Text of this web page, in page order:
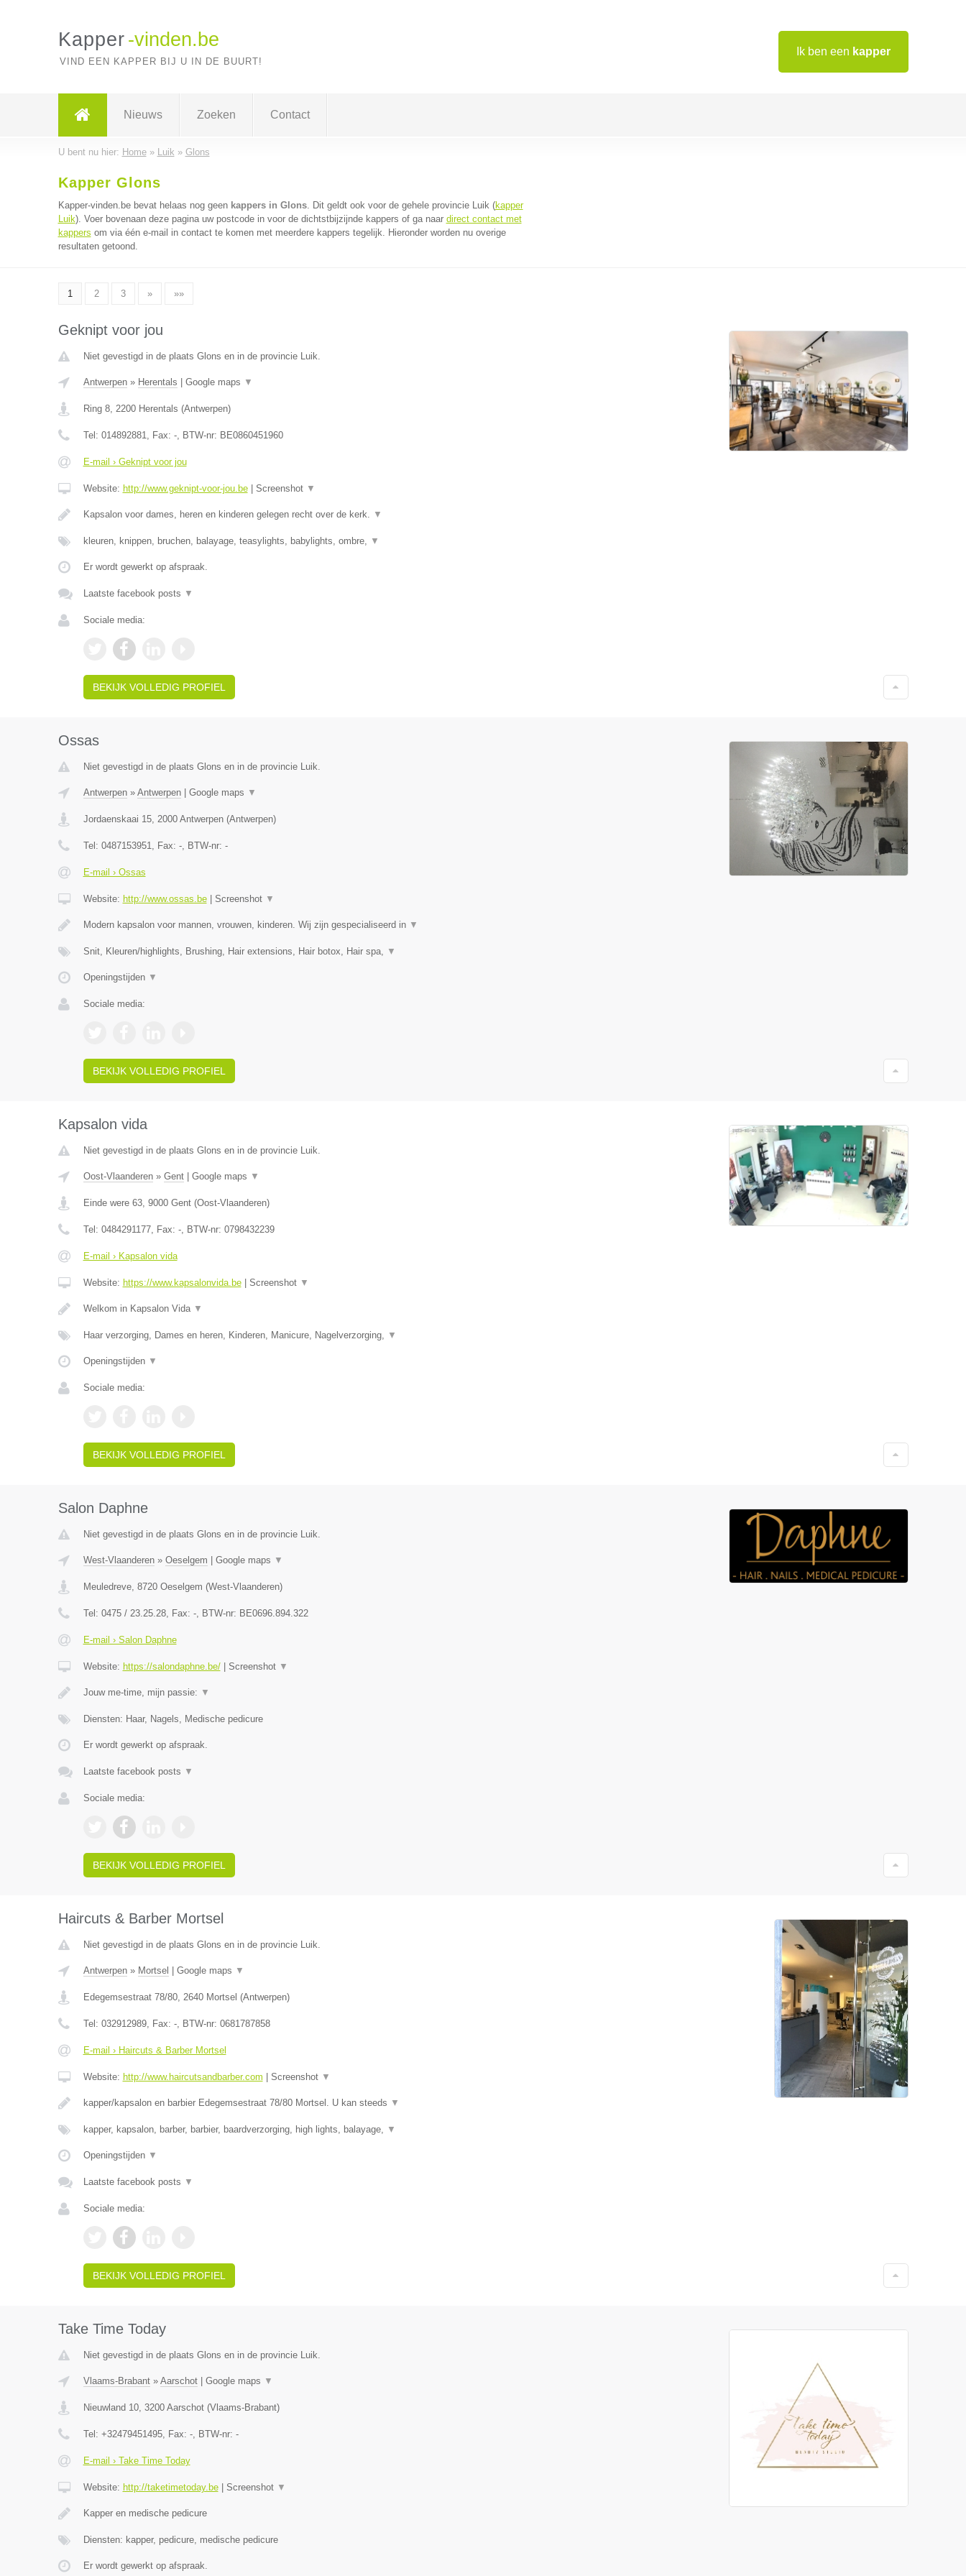
Ik ben een kapper
Kapper -vinden.be
VIND EEN KAPPER BIJ U IN DE BUURT!
Nieuws Zoeken Contact
U bent nu hier: Home» Luik » Glons
Kapper Glons
Kapper-vinden.be bevat helaas nog geen kappers in Glons. Dit geldt ook voor de gehele provincie Luik (kapper
Luik). Voer bovenaan deze pagina uw postcode in voor de dichtstbijzijnde kappers of ga naar direct contact met
kappers om via één e-mail in contact te komen met meerdere kappers tegelijk. Hieronder worden nu overige
resultaten getoond.
1 2 3 » »»
Geknipt voor jou
Niet gevestigd in de plaats Glons en in de provincie Luik.
Antwerpen» Herentals Google maps ▼
Ring 8, 2200 Herentals (Antwerpen)
Tel: 014892881, Fax: -, BTW-nr: BE0860451960
E-mail › Geknipt voor jou
Website: http://www.geknipt-voor-jou.be| Screenshot ▼
Kapsalon voor dames, heren en kinderen gelegen recht over de kerk. ▼
kleuren, knippen, bruchen, balayage, teasylights, babylights, ombre, ▼
Er wordt gewerkt op afspraak.
Laatste facebook posts ▼
Sociale media:
BEKIJK VOLLEDIG PROFIEL
Ossas
Niet gevestigd in de plaats Glons en in de provincie Luik.
Antwerpen» Antwerpen| Google maps ▼
Jordaenskaai 15, 2000 Antwerpen(Antwerpen)
Tel: 0487153951, Fax: -, BTW-nr: -
E-mail › Ossas
Website: http://www.ossas.be| Screenshot ▼
Modern kapsalon voor mannen, vrouwen, kinderen. Wij zijn gespecialiseerd in ▼
Snit, Kleuren/highlights, Brushing, Hair extensions, Hair botox, Hair spa, ▼
Openingstijden ▼
Sociale media:
BEKIJK VOLLEDIG PROFIEL
Kapsalon vida
Niet gevestigd in de plaats Glons en in de provincie Luik.
Oost-Vlaanderen» Gent| Google maps ▼
Einde were 63, 9000 Gent(Oost-Vlaanderen)
Tel: 0484291177, Fax: -, BTW-nr: 0798432239
E-mail › Kapsalon vida
Website: https://www.kapsalonvida.be| Screenshot ▼
Welkom in Kapsalon Vida ▼
Haar verzorging, Dames en heren, Kinderen, Manicure, Nagelverzorging, ▼
Openingstijden ▼
Sociale media:
BEKIJK VOLLEDIG PROFIEL
Salon Daphne
Niet gevestigd in de plaats Glons en in de provincie Luik.
West-Vlaanderen» Oeselgem Google maps ▼
Meuledreve, 8720 Oeselgem (West-Vlaanderen)
Tel: 0475 / 23.25.28, Fax: -, BTW-nr: BE0696.894.322
E-mail › Salon Daphne
Website: https://salondaphne.be/| Screenshot ▼
Jouw me-time, mijn passie: ▼
Diensten: Haar, Nagels, Medische pedicure
Er wordt gewerkt op afspraak.
Laatste facebook posts ▼
Sociale media:
BEKIJK VOLLEDIG PROFIEL
Haircuts & Barber Mortsel
Niet gevestigd in de plaats Glons en in de provincie Luik.
Antwerpen» Mortsel Google maps ▼
Edegemsestraat 78/80, 2640 Mortsel (Antwerpen)
Tel: 032912989, Fax: -, BTW-nr: 0681787858
E-mail › Haircuts & Barber Mortsel
Website: http://www.haircutsandbarber.com Screenshot ▼
kapper/kapsalon en barbier Edegemsestraat 78/80 Mortsel. U kan steeds ▼
kapper, kapsalon, barber, barbier, baardverzorging, high lights, balayage, ▼
Openingstijden ▼
Laatste facebook posts ▼
Sociale media:
BEKIJK VOLLEDIG PROFIEL
Take Time Today
Niet gevestigd in de plaats Glons en in de provincie Luik.
Vlaams-Brabant» Aarschot| Google maps ▼
Nieuwland 10, 3200 Aarschot(Vlaams-Brabant)
Tel: +32479451495, Fax: -, BTW-nr: -
E-mail › Take Time Today
Website: http://taketimetoday.be| Screenshot ▼
Kapper en medische pedicure
Diensten: kapper, pedicure, medische pedicure
Er wordt gewerkt op afspraak.